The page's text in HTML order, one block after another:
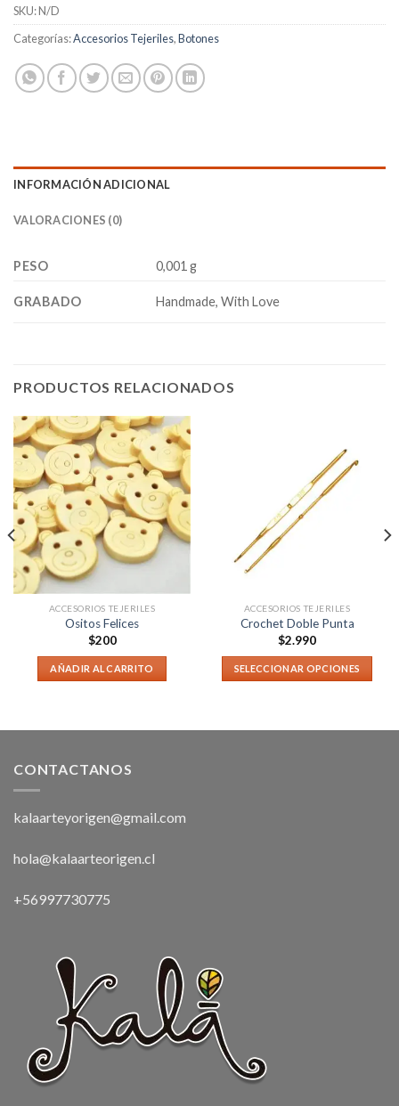
SKU:N/D
Categorías:Accesorios Tejeriles,Botones
INFORMACIÓN ADICIONAL
VALORACIONES (0)
PESO 0,001 g
GRABADO Handmade, With Love
PRODUCTOS RELACIONADOS
ACCESORIOS TEJERILES
Ositos Felices
$200
AÑADIR AL CARRITO
ACCESORIOS TEJERILES
Crochet Doble Punta
$2.990
SELECCIONAR OPCIONES
CONTACTANOS
kalaarteyorigen@gmail.com
hola@kalaarteorigen.cl
+56997730775